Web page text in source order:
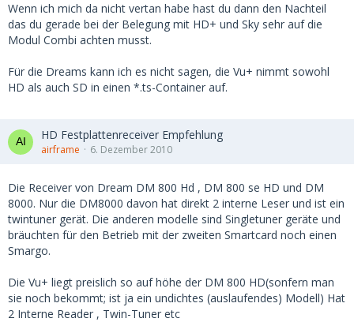
Wenn ich mich da nicht vertan habe hast du dann den Nachteil
das du gerade bei der Belegung mit HD+ und Sky sehr auf die
Modul Combi achten musst.
Für die Dreams kann ich es nicht sagen, die Vu+ nimmt sowohl
HD als auch SD in einen *.ts-Container auf.
HD Festplattenreceiver Empfehlung
airframe 6. Dezember 2010
Die Receiver von Dream DM 800 Hd , DM 800 se HD und DM
8000. Nur die DM8000 davon hat direkt 2 interne Leser und ist ein
twintuner gerät. Die anderen modelle sind Singletuner geräte und
bräuchten für den Betrieb mit der zweiten Smartcard noch einen
Smargo.
Die Vu+ liegt preislich so auf höhe der DM 800 HD(sonfern man
sie noch bekommt; ist ja ein undichtes (auslaufendes) Modell) Hat
2 Interne Reader , Twin-Tuner etc